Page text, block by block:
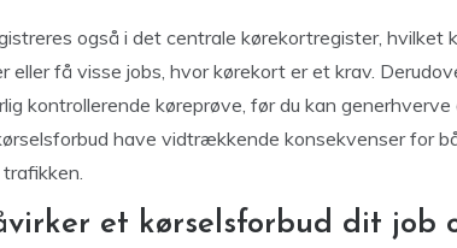
også i det centrale kørekortregister, hvilket
eller få visse jobs, hvor kørekort er et krav.
kontrollerende køreprøve, før du kan
have vidtrækkende konsekvenser for
et kørselsforbud dit job